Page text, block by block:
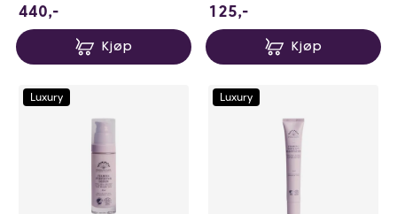
440,-
Kjøp
125,-
Kjøp
Luxury Luxury